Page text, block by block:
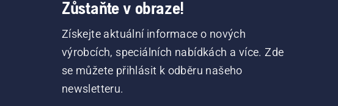
Zůstaňte v obraze!
Získejte aktuální informace o nových
výrobcích, speciálních nabídkách a více. Zde
se můžete přihlásit k odběru našeho
newsletteru.